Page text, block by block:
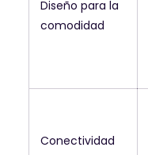
Diseño para la
comodidad
Conectividad